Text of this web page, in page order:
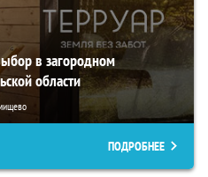
в загородном
области
ПОДРОБНЕЕ